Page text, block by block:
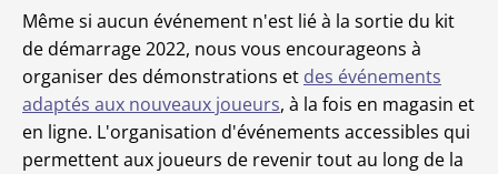
Même si aucun événement n'est lié à la sortie du kit
de démarrage 2022, nous vous encourageons à
organiser des démonstrations et des événements
adaptés aux nouveaux joueurs, à la fois en magasin et
en ligne. L'organisation d'événements accessibles qui
permettent aux joueurs de revenir tout au long de la